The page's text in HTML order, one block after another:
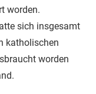
worden.
sich insgesamt
katholischen
worden